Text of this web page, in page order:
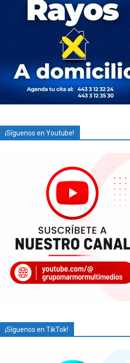
¡Síguenos en Youtube!
¡Síguenos en TikTok!